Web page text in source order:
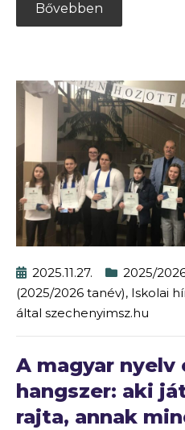
Bővebben
2025.11.27. 2025/
(2025/2026 tanév), Iskolai
által szechenyimsz.hu
A magyar nyelv
hangszer: aki
rajta, annak